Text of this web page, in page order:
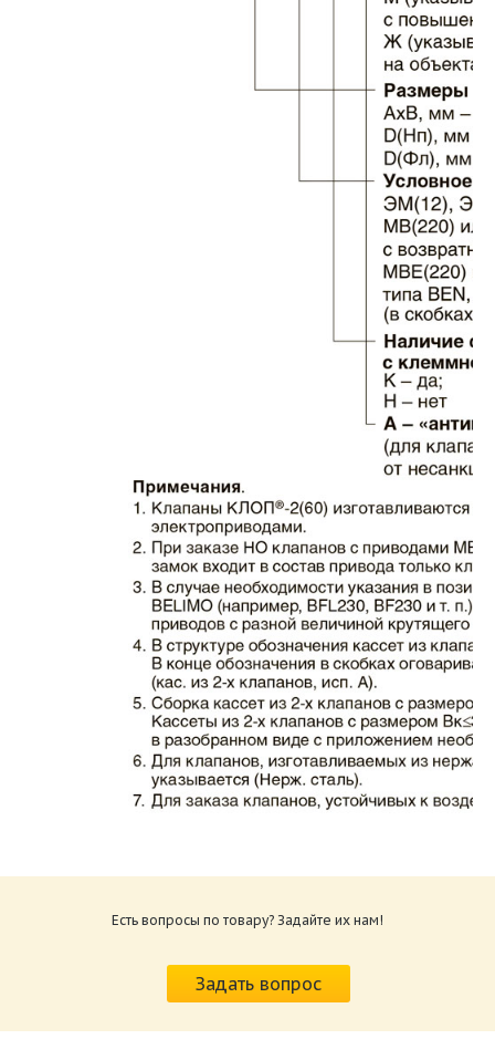
ВИНГС-М КЛОП-2.pdf
приводов КЛОП-2.pdf
Размер: 259.6 Кб
Есть вопросы по товару? Задайте их нам!
Задать вопрос